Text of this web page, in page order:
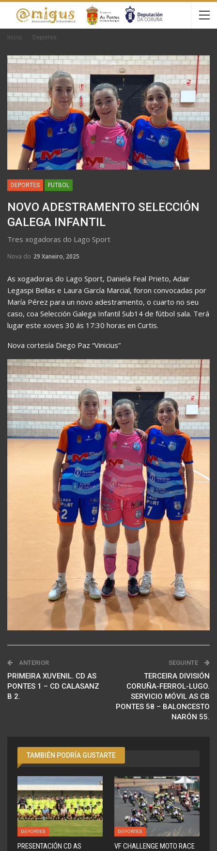
Inicio Deportes
DEPORTES FUTBOL
NOVO ADESTRAMENTO SELECCIÓN
GALEGA INFANTIL
Tres xogadoras do Lago Sport
Nova do 29 Xaneiro, 2025
As xogadoras do Lago Sport, Daniela Feal Prieto, Adair
Legaspi Bellas e Laura García Marcial, foron convocadas por
María Pérez para un novo adestramento, o cuarto no seu
caso, coa Selección Galega Infantil Sub14 de fútbol sala. Terá
lugar este xoves 30 ás 17:30 horas en Curtis.
Nova cortesía Diego Paz “Vinicius”
ANTERIOR
PRIMEIRA XUVENIL. CD AS
PONTES 1 – CD CALASANZ
B 2.
SEGUINTE
TERCEIRA DIVISIÓN
CORUÑA-FERROL-LUGO.
SERVICIO MÓVIL AS CB
PONTES 58 – BALONCESTO
NARÓN 55.
TAMBIÉN PODRÍA GUSTARTE
DEPORTES
PRESENTACIÓN CD AS
DEPORTES
VF CHALLENGE MOTO RACE